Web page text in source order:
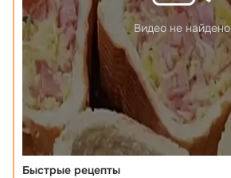
Видео не найдено
Быстрые рецепты